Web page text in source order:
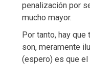
penalización por
mucho mayor.
Por tanto, hay
son, meramente
(espero) es que